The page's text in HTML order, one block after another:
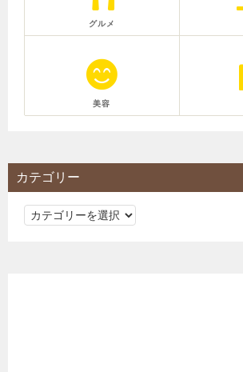
グルメ
美容
カテゴリー
カ